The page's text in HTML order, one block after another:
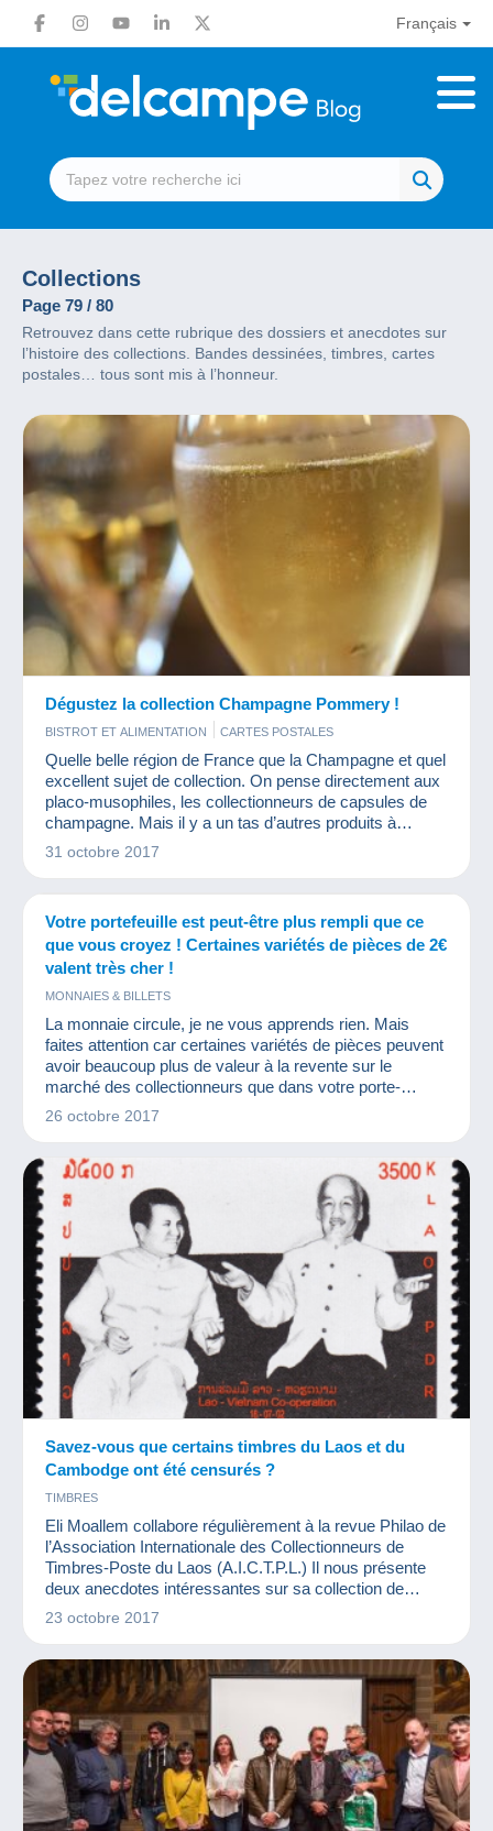
Français
Collections
Page 79 / 80
Retrouvez dans cette rubrique des dossiers et anecdotes sur
l’histoire des collections. Bandes dessinées, timbres, cartes
postales… tous sont mis à l’honneur.
Dégustez la collection Champagne Pommery !
BISTROT ET ALIMENTATION CARTES POSTALES
Quelle belle région de France que la Champagne et quel
excellent sujet de collection. On pense directement aux
placo-musophiles, les collectionneurs de capsules de
champagne. Mais il y a un tas d’autres produits à
collectionner : cartes postales anciennes, objets dérivés
31 octobre 2017
Votre portefeuille est peut-être plus rempli que ce
que vous croyez ! Certaines variétés de pièces de 2€
valent très cher !
MONNAIES & BILLETS
La monnaie circule, je ne vous apprends rien. Mais
faites attention car certaines variétés de pièces peuvent
avoir beaucoup plus de valeur à la revente sur le
marché des collectionneurs que dans votre porte-
monnaie. Lesquelles ? Pourquoi ? Quelques exemples
26 octobre 2017
Savez-vous que certains timbres du Laos et du
Cambodge ont été censurés ?
TIMBRES
Eli Moallem collabore régulièrement à la revue Philao de
l’Association Internationale des Collectionneurs de
Timbres-Poste du Laos (A.I.C.T.P.L.) Il nous présente
deux anecdotes intéressantes sur sa collection de
timbres du Laos et du Cambodge. Dans ces pays, afin
visuels...
23 octobre 2017